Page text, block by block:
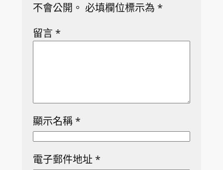
不會公開。 必填欄位標示為 *
留言 *
顯示名稱 *
電子郵件地址 *